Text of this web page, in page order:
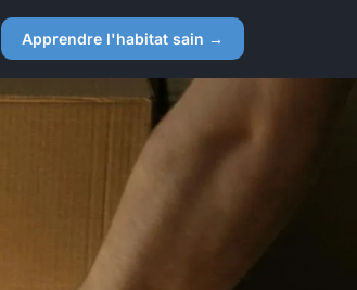
Apprendre l'habitat sain →